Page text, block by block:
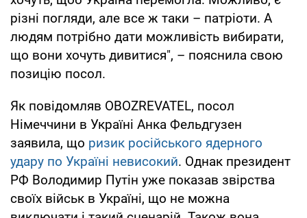
різні погляди, але все ж таки – патріоти. А
людям потрібно дати можливість вибирати,
що вони хочуть дивитися", – пояснила свою
позицію посол.
Як повідомляв OBOZREVATEL, посол
Німеччини в Україні Анка Фельдгузен
заявила, що ризик російського ядерного
удару по Україні невисокий. Однак президент
РФ Володимир Путін уже показав звірства
своїх військ в Україні, що не можна